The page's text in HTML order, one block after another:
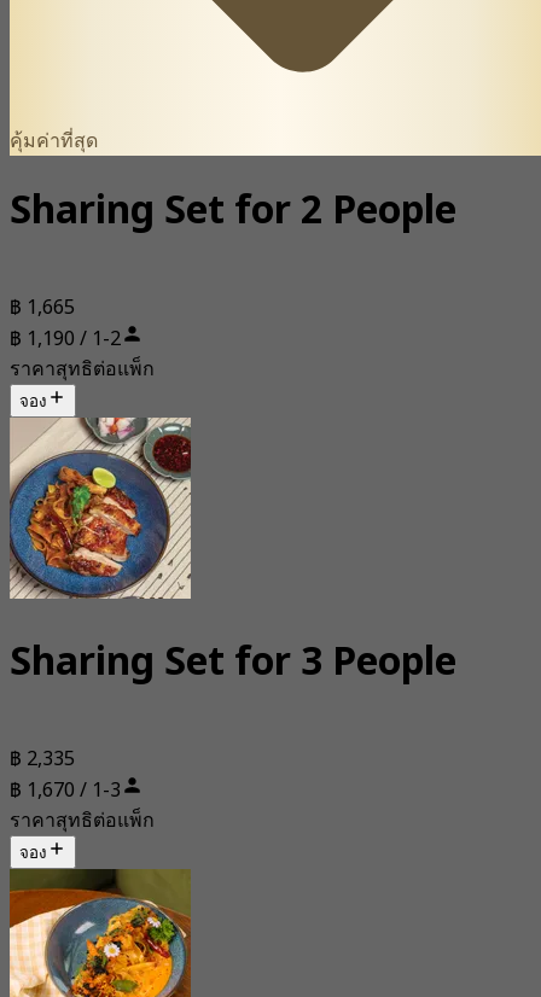
คุ้มค่าที่สุด
Sharing Set for 2 People
฿ 1,665
฿ 1,190 / 1-2
ราคาสุทธิต่อแพ็ก
จอง
Sharing Set for 3 People
฿ 2,335
฿ 1,670 / 1-3
ราคาสุทธิต่อแพ็ก
จอง